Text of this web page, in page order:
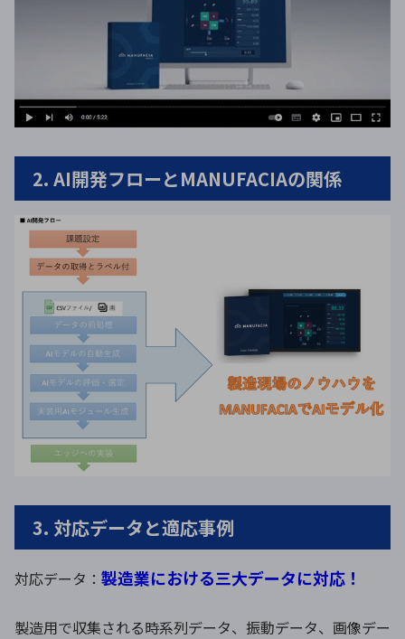
2. AI開発フローとMANUFACIAの関係
3. 対応データと適応事例
対応データ： 製造業における三大データに対応！
製造用で収集される時系列データ、振動データ、画像デー